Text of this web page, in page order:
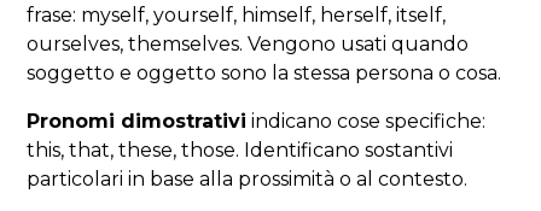
frase: myself, yourself, himself, herself, itself,
ourselves, themselves. Vengono usati quando
soggetto e oggetto sono la stessa persona o cosa.
Pronomi dimostrativi indicano cose specifiche:
this, that, these, those. Identificano sostantivi
particolari in base alla prossimità o al contesto.